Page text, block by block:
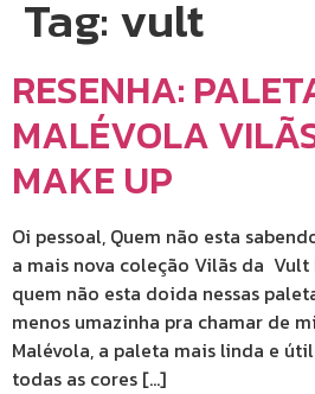
Tag: vult
RESENHA:
MALÉVOLA
MAKE UP
Oi pessoal, Quem não esta
a mais nova coleção Vilãs da Vult
quem não esta doida nessas
menos umazinha pra chamar de
Malévola, a paleta mais linda e
todas as cores […]